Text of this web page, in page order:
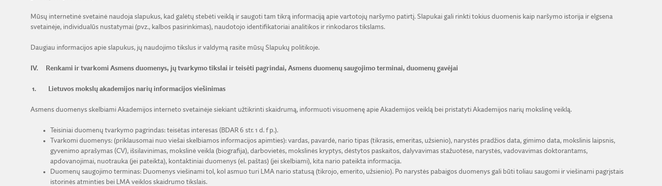
Mūsų internetinė svetainė naudoja slapukus, kad galėtų stebėti veiklą ir saugoti tam tikrą informaciją apie vartotojų naršymo patirtį. Slapukai gali rinkti tokius duomenis kaip naršymo istorija ir elgsena
svetainėje, individualūs nustatymai (pvz., kalbos pasirinkimas), naudotojo identifikatoriai analitikos ir rinkodaros tikslams.
Daugiau informacijos apie slapukus, jų naudojimo tikslus ir valdymą rasite mūsų Slapukų politikoje.
IV. Renkami ir tvarkomi Asmens duomenys, jų tvarkymo tikslai ir teisėti pagrindai, Asmens duomenų saugojimo terminai, duomenų gavėjai
1. Lietuvos mokslų akademijos narių informacijos viešinimas
Asmens duomenys skelbiami Akademijos interneto svetainėje siekiant užtikrinti skaidrumą, informuoti visuomenę apie Akademijos veiklą bei pristatyti Akademijos narių mokslinę veiklą.
Teisiniai duomenų tvarkymo pagrindas: teisėtas interesas (BDAR 6 str. 1 d. f p.).
Tvarkomi duomenys: (priklausomai nuo viešai skelbiamos informacijos apimties): vardas, pavardė, nario tipas (tikrasis, emeritas, užsienio), narystės pradžios data, gimimo data, mokslinis laipsnis,
gyvenimo aprašymas (CV), išsilavinimas, mokslinė veikla (biografija), darbovietės, mokslinės kryptys, dėstytos paskaitos, dalyvavimas stažuotėse, narystės, vadovavimas doktorantams,
apdovanojimai, nuotrauka (jei pateikta), kontaktiniai duomenys (el. paštas) (jei skelbiami), kita nario pateikta informacija.
Duomenų saugojimo terminas: Duomenys viešinami tol, kol asmuo turi LMA nario statusą (tikrojo, emerito, užsienio). Po narystės pabaigos duomenys gali būti toliau saugomi ir viešinami pagrįstais
istorinės atminties bei LMA veiklos skaidrumo tikslais.